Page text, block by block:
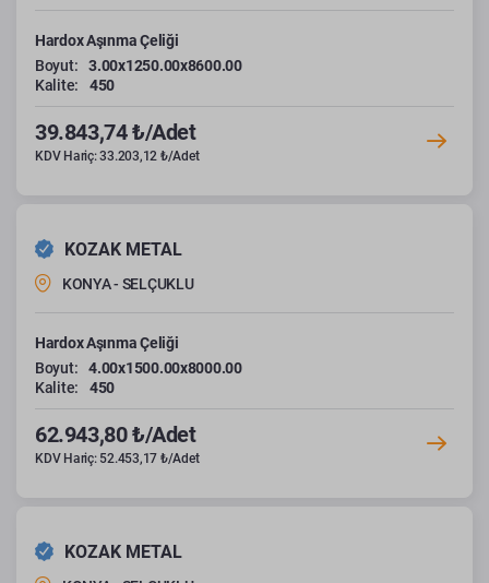
Hardox Aşınma Çeliği
Boyut:
3.00x1250.00x8600.00
Kalite:
450
39.843,74 ₺/Adet
KDV Hariç: 33.203,12 ₺/Adet
KOZAK METAL
KONYA - SELÇUKLU
Hardox Aşınma Çeliği
Boyut:
4.00x1500.00x8000.00
Kalite:
450
62.943,80 ₺/Adet
KDV Hariç: 52.453,17 ₺/Adet
KOZAK METAL